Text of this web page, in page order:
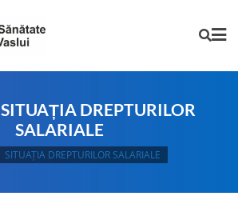
SITUAȚIA DREPTURILOR
SALARIALE
SITUAȚIA DREPTURILOR SALARIALE